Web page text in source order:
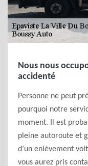
Nous nous
accidenté
Personne ne peut
pourquoi notre
moment. Il est
pleine autoroute et
d’un enlèvement
vous aurez pris